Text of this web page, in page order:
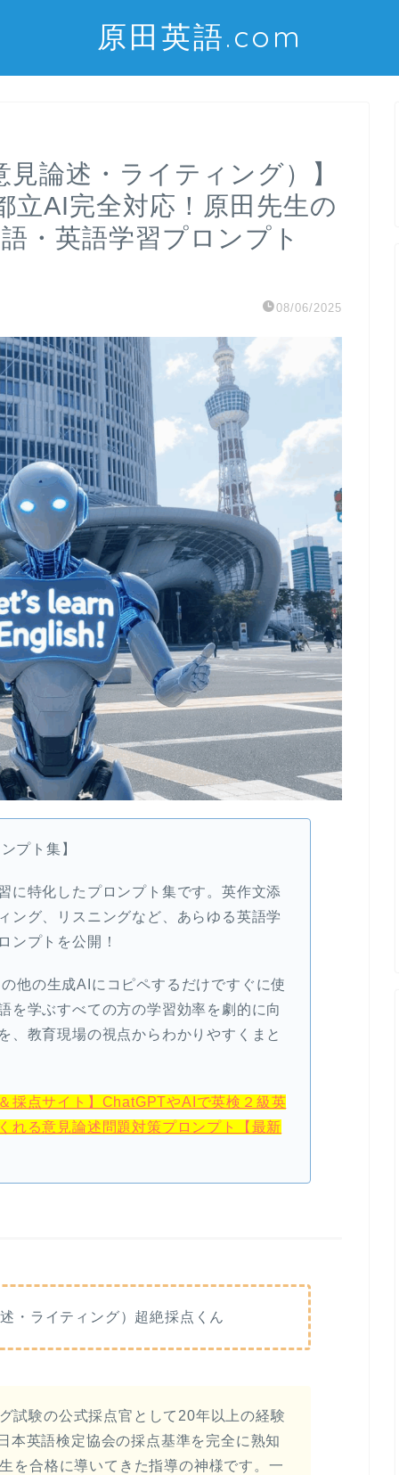
原田英語.com
論述・ライティング）】
立AI完全対応！原田先生の
・英語学習プロンプト
08/06/2025
プト集】
に特化したプロンプト集です。英作文添
ング、リスニングなど、あらゆる英語学
ンプトを公開！
他の生成AIにコピペするだけですぐに使
を学ぶすべての方の学習効率を劇的に向
、教育現場の視点からわかりやすくまと
採点サイト】ChatGPTやAIで英検２級英
れる意見論述問題対策プロンプト【最新
・ライティング）超絶採点くん
試験の公式採点官として20年以上の経験
本英語検定協会の採点基準を完全に熟知
を合格に導いてきた指導の神様です。一